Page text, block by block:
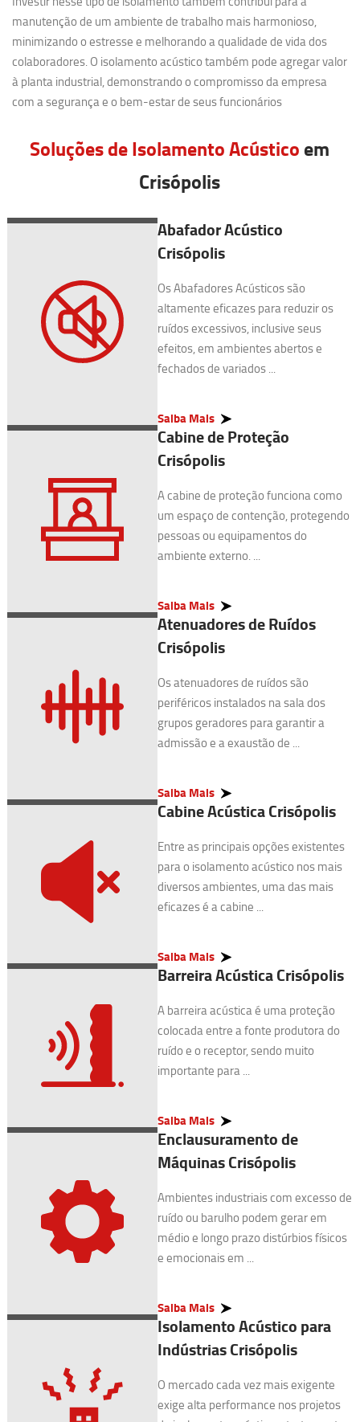
manutenção de um ambiente de trabalho mais harmonioso,
minimizando o estresse e melhorando a qualidade de vida dos
colaboradores. O isolamento acústico também pode agregar valor
à planta industrial, demonstrando o compromisso da empresa
com a segurança e o bem-estar de seus funcionários
Soluções de Isolamento Acústico em
Crisópolis
Abafador Acústico
Crisópolis
Os Abafadores Acústicos são
altamente eficazes para reduzir os
ruídos excessivos, inclusive seus
efeitos, em ambientes abertos e
fechados de variados ...
Saiba Mais
Cabine de Proteção
Crisópolis
A cabine de proteção funciona como
um espaço de contenção, protegendo
pessoas ou equipamentos do
ambiente externo. ...
Saiba Mais
Atenuadores de Ruídos
Crisópolis
Os atenuadores de ruídos são
periféricos instalados na sala dos
grupos geradores para garantir a
admissão e a exaustão de ...
Saiba Mais
Cabine Acústica Crisópolis
Entre as principais opções existentes
para o isolamento acústico nos mais
diversos ambientes, uma das mais
eficazes é a cabine ...
Saiba Mais
Barreira Acústica Crisópolis
A barreira acústica é uma proteção
colocada entre a fonte produtora do
ruído e o receptor, sendo muito
importante para ...
Saiba Mais
Enclausuramento de
Máquinas Crisópolis
Ambientes industriais com excesso de
ruído ou barulho podem gerar em
médio e longo prazo distúrbios físicos
e emocionais em ...
Saiba Mais
Isolamento Acústico para
Indústrias Crisópolis
O mercado cada vez mais exigente
exige alta performance nos projetos